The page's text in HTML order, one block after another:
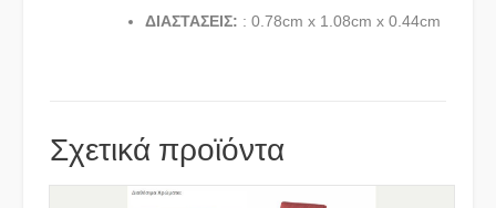
ΔΙΑΣΤΑΣΕΙΣ: : 0.78cm x 1.08cm x 0.44cm
Σχετικά προϊόντα